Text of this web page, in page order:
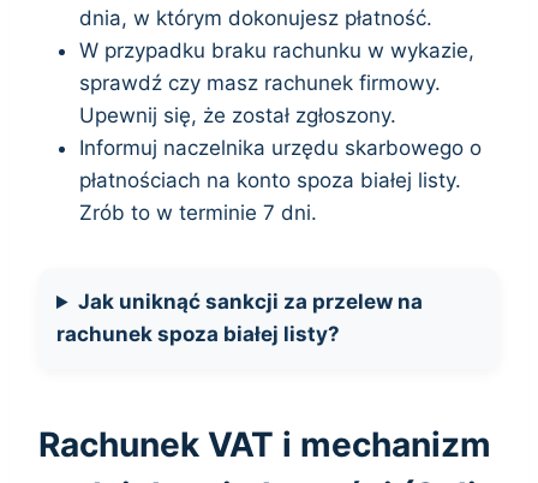
dnia, w którym dokonujesz płatność.
W przypadku braku rachunku w wykazie,
sprawdź czy masz rachunek firmowy.
Upewnij się, że został zgłoszony.
Informuj naczelnika urzędu skarbowego o
płatnościach na konto spoza białej listy.
Zrób to w terminie 7 dni.
Jak uniknąć sankcji za przelew na
rachunek spoza białej listy?
Rachunek VAT i mechanizm